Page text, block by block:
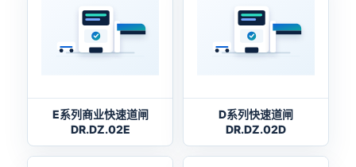
E系列商业快速道闸
DR.DZ.02E
D系列快速道闸
DR.DZ.02D